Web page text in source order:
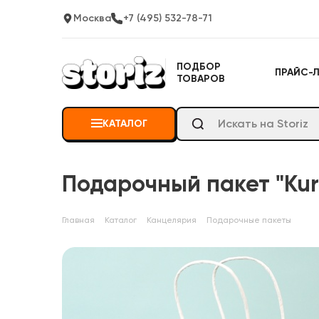
Москва +7 (495) 532-78-71
ПОДБОР
ТОВАРОВ
ПРАЙС-
КАТАЛОГ
Подарочный пакет
Главная Каталог Канцелярия Подарочные пакеты